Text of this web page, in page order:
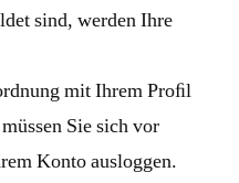
sind, werden Ihre
mit Ihrem Proﬁl
Sie sich vor
Konto ausloggen.